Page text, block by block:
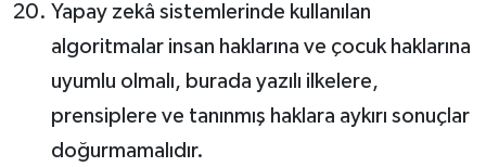
Yapay zekâ sistemlerinde kullanılan
algoritmalar insan haklarına ve çocuk haklarına
uyumlu olmalı, burada yazılı ilkelere,
prensiplere ve tanınmış haklara aykırı sonuçlar
doğurmamalıdır.